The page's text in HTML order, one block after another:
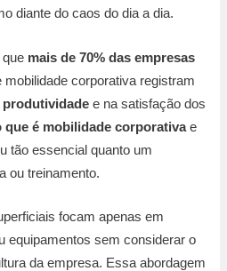
diante do caos do dia a dia.
mais de 70% das empresas
corporativa registram
e na satisfação dos
que é mobilidade corporativae
tão essencial quanto um
ou treinamento.
focam apenas em
equipamentos sem considerar o
da empresa. Essa abordagem